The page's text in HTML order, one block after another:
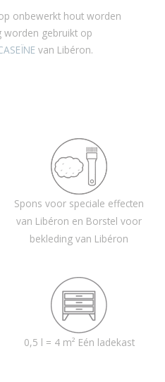
onbewerkt hout worden
worden gebruikt op
van Libéron.
Spons voor speciale effecten
van Libéron en Borstel voor
bekleding van Libéron
0,5 l = 4 m² Eén ladekast